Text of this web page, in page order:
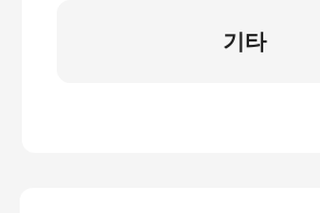
기타